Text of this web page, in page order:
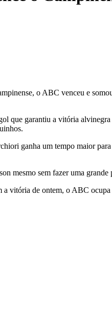
o ABC venceu e
que garantiu a vitória
ganha um tempo maior
mesmo sem fazer uma grande
vitória de ontem, o ABC ocupa